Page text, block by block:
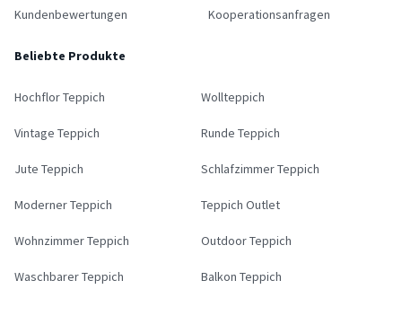
Kundenbewertungen Kooperationsanfragen
Beliebte Produkte
Hochflor Teppich Wollteppich
Vintage Teppich Runde Teppich
Jute Teppich Schlafzimmer Teppich
Moderner Teppich Teppich Outlet
Wohnzimmer Teppich Outdoor Teppich
Waschbarer Teppich Balkon Teppich